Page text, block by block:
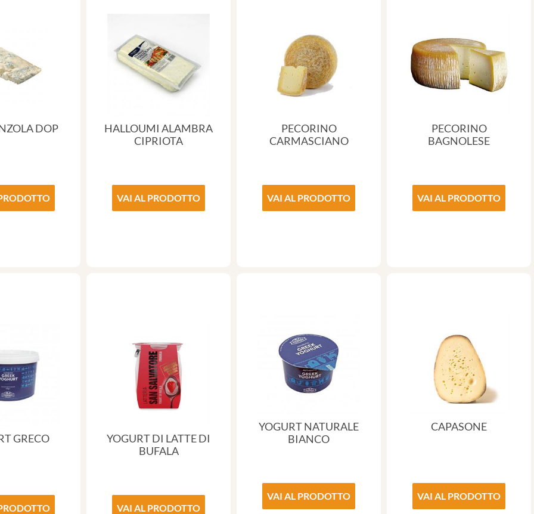
DOP
HALLOUMI ALAMBRA
CIPRIOTA
VAI AL PRODOTTO
PECORINO
CARMASCIANO
VAI AL PRODOTTO
PECORINO
BAGNOLESE
VAI AL PRODOTTO
GRECO
YOGURT DI LATTE DI
BUFALA
VAI AL PRODOTTO
YOGURT NATURALE
BIANCO
VAI AL PRODOTTO
CAPASONE
VAI AL PRODOTTO